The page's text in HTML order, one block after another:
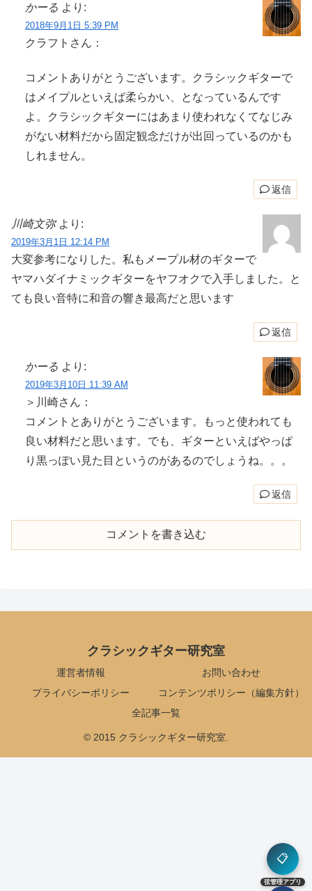
かーる より:
2018年9月1日 5:39 PM
クラフトさん：
コメントありがとうございます。クラシックギターで
はメイプルといえば柔らかい、となっているんです
よ。クラシックギターにはあまり使われなくてなじみ
がない材料だから固定観念だけが出回っているのかも
しれません。
返信
川崎文弥 より:
2019年3月1日 12:14 PM
大変参考になりした。私もメープル材のギターで
ヤマハダイナミックギターをヤフオクで入手しました。と
ても良い音特に和音の響き最高だと思います
返信
かーる より:
2019年3月10日 11:39 AM
＞川崎さん：
コメントとありがとうございます。もっと使われても
良い材料だと思います。でも、ギターといえばやっぱ
り黒っぽい見た目というのがあるのでしょうね。。。
返信
コメントを書き込む
クラシックギター研究室
運営者情報
お問い合わせ
プライバシーポリシー
コンテンツポリシー（編集方針）
全記事一覧
© 2015 クラシックギター研究室.
📋
弦管理アプリ